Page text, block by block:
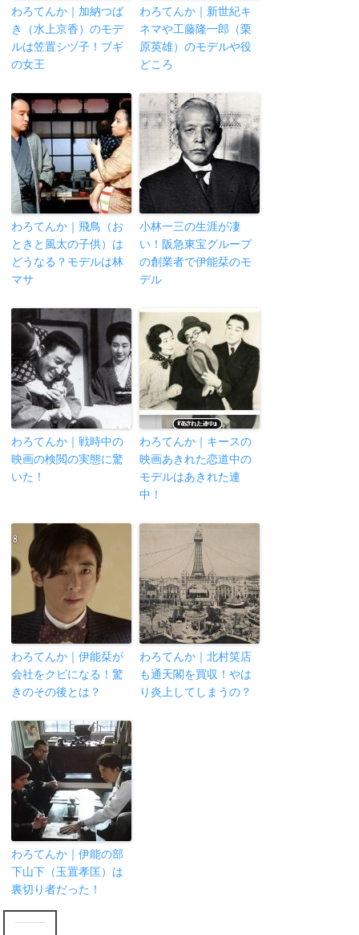
わろてんか｜加納つば
き（水上京香）のモデ
ルは笠置シヅ子！ブギ
の女王
わろてんか｜新世紀キ
ネマや工藤隆一郎（栗
原英雄）のモデルや役
どころ
わろてんか｜飛鳥（お
ときと風太の子供）は
どうなる？モデルは林
マサ
小林一三の生涯が凄
い！阪急東宝グループ
の創業者で伊能栞のモ
デル
わろてんか｜戦時中の
映画の検閲の実態に驚
いた！
わろてんか｜キースの
映画あきれた恋道中の
モデルはあきれた連
中！
わろてんか｜伊能栞が
会社をクビになる！驚
きのその後とは？
わろてんか｜北村笑店
も通天閣を買収！やは
り炎上してしまうの？
わろてんか｜伊能の部
下山下（玉置孝匡）は
裏切り者だった！